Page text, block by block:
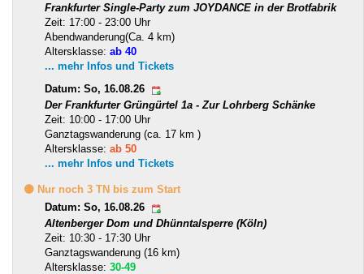
Frankfurter Single-Party zum JOYDANCE in der Brotfabrik
Zeit: 17:00 - 23:00 Uhr
Abendwanderung(Ca. 4 km)
Altersklasse: ab 40
... mehr Infos und Tickets
Datum: So, 16.08.26
Der Frankfurter Grüngürtel 1a - Zur Lohrberg Schänke
Zeit: 10:00 - 17:00 Uhr
Ganztagswanderung (ca. 17 km )
Altersklasse: ab 50
... mehr Infos und Tickets
🟡 Nur noch 3 TN bis zum Start
Datum: So, 16.08.26
Altenberger Dom und Dhünntalsperre (Köln)
Zeit: 10:30 - 17:30 Uhr
Ganztagswanderung (16 km)
Altersklasse: 30-49